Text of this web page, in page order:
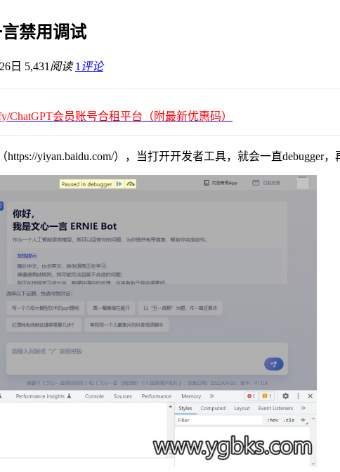
禁用调试
日 5,431 阅读 1 评论
ChatGPT会员账号合租平台（附最新优惠码）
yiyan.baidu.com/），当打开开发者工具，就会一直debugger